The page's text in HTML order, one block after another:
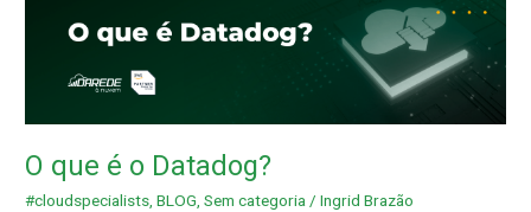
O que é o Datadog?
#cloudspecialists ,BLOG ,Sem categoria /Ingrid Brazão